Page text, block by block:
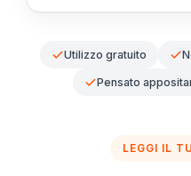
Utilizzo gratuito
Pensato
LEGGI IL